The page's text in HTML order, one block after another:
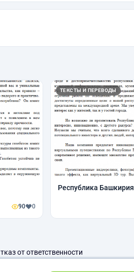
90 0
ТЕКСТЫ И ПЕРЕВОДЫ
Республика Башкирия
от ответственности